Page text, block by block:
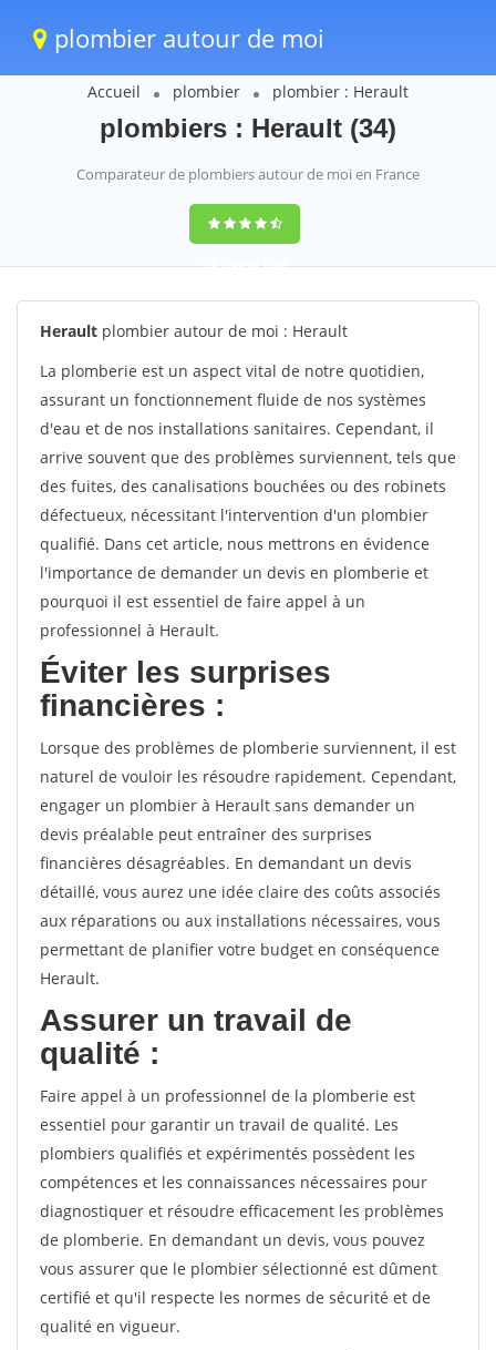
plombier autour de moi
Accueil plombier plombier : Herault
plombiers : Herault (34)
Comparateur de plombiers autour de moi en France
9,6(100%)1388
votes
Herault plombier autour de moi : Herault
La plomberie est un aspect vital de notre quotidien,
assurant un fonctionnement fluide de nos systèmes
d'eau et de nos installations sanitaires. Cependant, il
arrive souvent que des problèmes surviennent, tels que
des fuites, des canalisations bouchées ou des robinets
défectueux, nécessitant l'intervention d'un plombier
qualifié. Dans cet article, nous mettrons en évidence
l'importance de demander un devis en plomberie et
pourquoi il est essentiel de faire appel à un
professionnel à Herault.
Éviter les surprises
financières :
Lorsque des problèmes de plomberie surviennent, il est
naturel de vouloir les résoudre rapidement. Cependant,
engager un plombier à Herault sans demander un
devis préalable peut entraîner des surprises
financières désagréables. En demandant un devis
détaillé, vous aurez une idée claire des coûts associés
aux réparations ou aux installations nécessaires, vous
permettant de planifier votre budget en conséquence
Herault.
Assurer un travail de
qualité :
Faire appel à un professionnel de la plomberie est
essentiel pour garantir un travail de qualité. Les
plombiers qualifiés et expérimentés possèdent les
compétences et les connaissances nécessaires pour
diagnostiquer et résoudre efficacement les problèmes
de plomberie. En demandant un devis, vous pouvez
vous assurer que le plombier sélectionné est dûment
certifié et qu'il respecte les normes de sécurité et de
qualité en vigueur.